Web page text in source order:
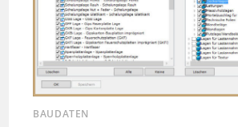
BAUDATEN